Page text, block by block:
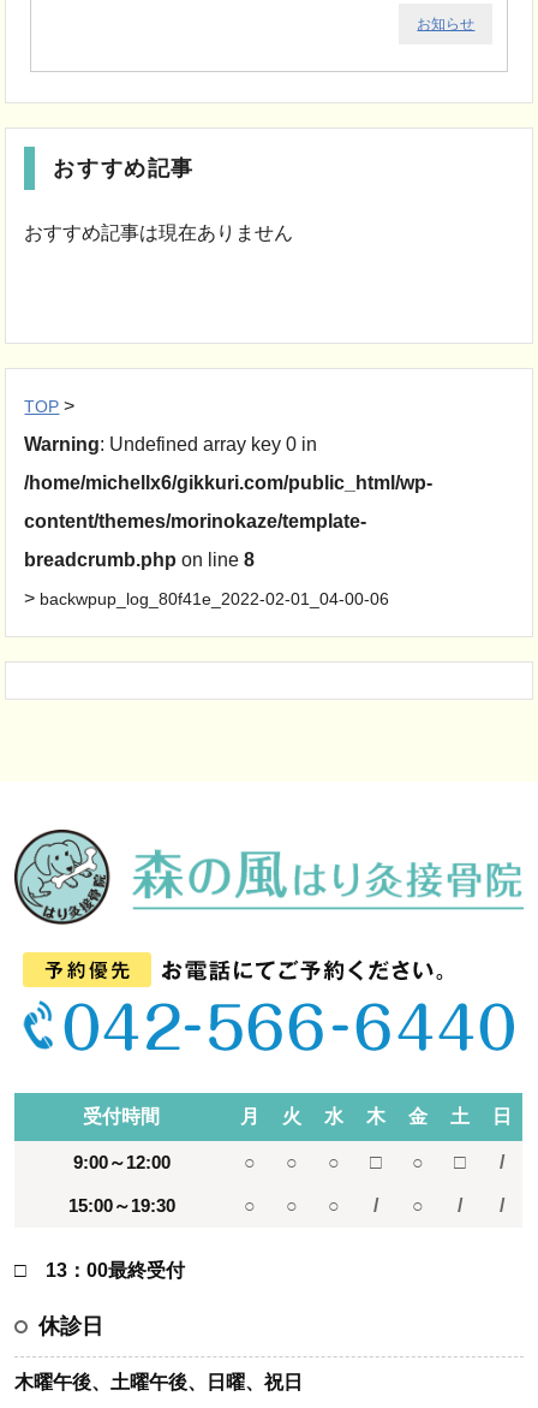
お知らせ
おすすめ記事
おすすめ記事は現在ありません
TOP >
Warning: Undefined array key 0 in
/home/michellx6/gikkuri.com/public_html/wp-
content/themes/morinokaze/template-
breadcrumb.php on line8
> backwpup_log_80f41e_2022-02-01_04-00-06
受付時間 月 火 水 木 金 土 日
9:00～12:00 ○ ○ ○ □ ○ □ /
15:00～19:30 ○ ○ ○ / ○ / /
□ 13：00最終受付
休診日
木曜午後、土曜午後、日曜、祝日